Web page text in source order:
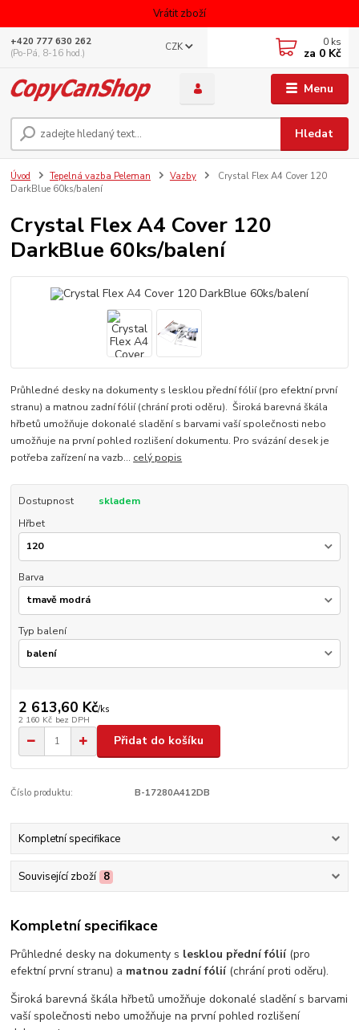
Vrátit zboží
Menu
CZK
Hledat
+420 777 630 262
(Po-Pá, 8-16 hod.)
0 ks
za 0 Kč
Úvod Tepelná vazba Peleman Vazby
Crystal Flex A4 Cover 120
DarkBlue 60ks/balení
Crystal Flex A4 Cover 120
DarkBlue 60ks/balení
Průhledné desky na dokumenty s lesklou přední fólií (pro efektní první
stranu) a matnou zadní fólií (chrání proti oděru). Široká barevná škála
hřbetů umožňuje dokonalé sladění s barvami vaší společnosti nebo
umožňuje na první pohled rozlišení dokumentu. Pro svázání desek je
potřeba zařízení na vazb... celý popis
Dostupnost
skladem
Hřbet
Barva
Typ balení
2 613,60 Kč/ks
2 160 Kč bez DPH
Přidat do košíku
Číslo produktu: B-17280A412DB
Kompletní specifikace
Související zboží 8
Kompletní specifikace
Průhledné desky na dokumenty s lesklou přední fólií (pro
efektní první stranu) a matnou zadní fólií(chrání proti oděru).
Široká barevná škála hřbetů umožňuje dokonalé sladění s barvami
vaší společnosti nebo umožňuje na první pohled rozlišení